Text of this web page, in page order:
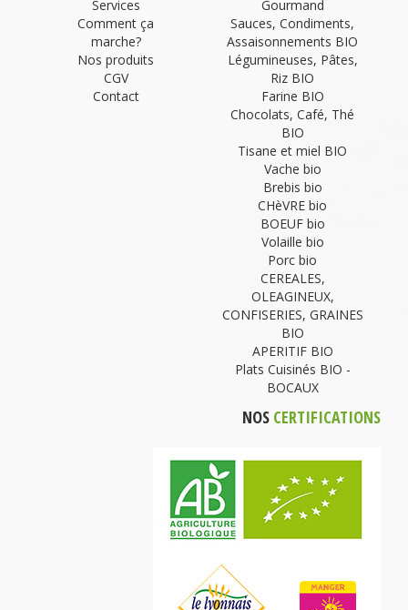
Services
Comment ça
marche?
Nos produits
CGV
Contact
Gourmand
Sauces, Condiments,
Assaisonnements BIO
Légumineuses, Pâtes,
Riz BIO
Farine BIO
Chocolats, Café, Thé
BIO
Tisane et miel BIO
Vache bio
Brebis bio
CHèVRE bio
BOEUF bio
Volaille bio
Porc bio
CEREALES,
OLEAGINEUX,
CONFISERIES, GRAINES
BIO
APERITIF BIO
Plats Cuisinés BIO -
BOCAUX
NOS CERTIFICATIONS